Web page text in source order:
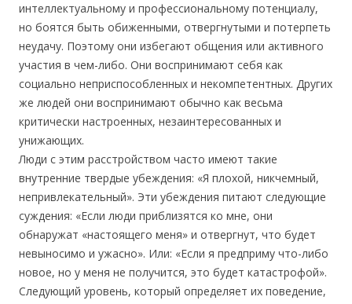
интеллектуальному и профессиональному потенциалу,
но боятся быть обиженными, отвергнутыми и потерпеть
неудачу. Поэтому они избегают общения или активного
участия в чем-либо. Они воспринимают себя как
социально неприспособленных и некомпетентных. Других
же людей они воспринимают обычно как весьма
критически настроенных, незаинтересованных и
унижающих.
Люди с этим расстройством часто имеют такие
внутренние твердые убеждения: «Я плохой, никчемный,
непривлекательный». Эти убеждения питают следующие
суждения: «Если люди приблизятся ко мне, они
обнаружат «настоящего меня» и отвергнут, что будет
невыносимо и ужасно». Или: «Если я предприму что-либо
новое, но у меня не получится, это будет катастрофой».
Следующий уровень, который определяет их поведение,